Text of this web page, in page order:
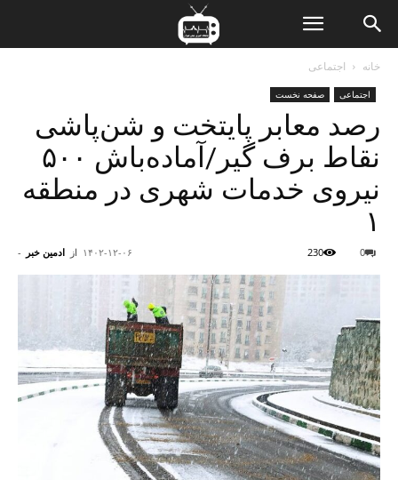
خانه اجتماعی
اجتماعی صفحه نخست
رصد معابر پایتخت و شن‌پاشی
نقاط برف گیر/آماده‌باش ۵۰۰
نیروی خدمات شهری در منطقه
۱
از ادمین خبر - ۱۴۰۲-۱۲-۰۶ 0
230